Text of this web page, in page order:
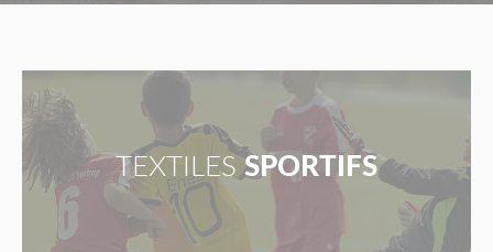
TEXTILES SPORTIFS